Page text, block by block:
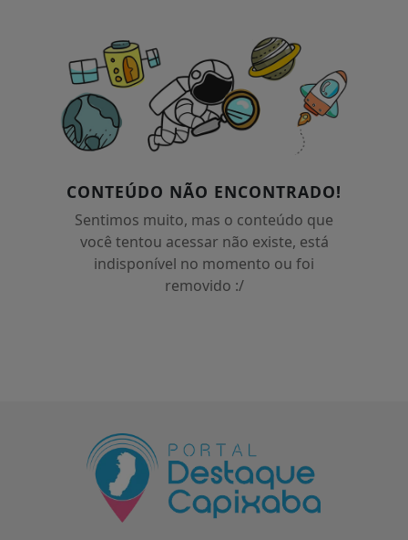
CONTEÚDO NÃO ENCONTRADO!
Sentimos muito, mas o conteúdo que
você tentou acessar não existe, está
indisponível no momento ou foi
removido :/
Termos de Uso e Privacidade